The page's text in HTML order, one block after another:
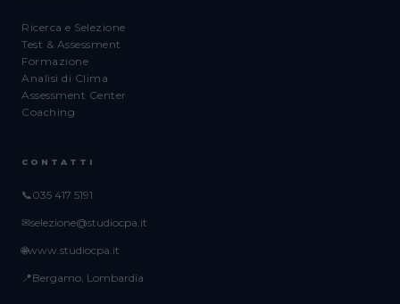
Ricerca e Selezione
Test & Assessment
Formazione
Analisi di Clima
Assessment Center
Coaching
CONTATTI
📞 035 417 5191
✉selezione@studiocpa.it
🌐www.studiocpa.it
📍Bergamo, Lombardia